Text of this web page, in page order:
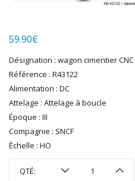
MAKETTE
MARLKIN
MKD
NOREV
NOVATEUR MODELES
PECO
PG mini
PIKO
PN SUD MODELISME
PREISER
59.90€
Désignation : wagon cimentier CNC
Référence : R43122
Alimentation : DC
Attelage : Attelage à boucle
Époque : III
Compagnie : SNCF
Échelle : HO
QTÉ: